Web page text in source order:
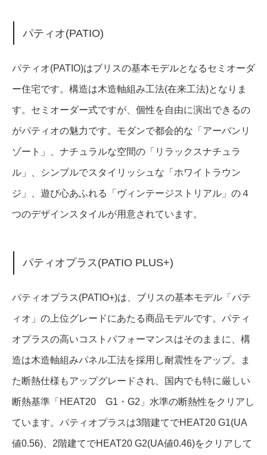
パティオ(PATIO)
パティオ(PATIO)はブリスの基本モデルとなるセミオーダ
ー住宅です。構造は木造軸組み工法(在来工法)となりま
す。セミオーダー式ですが、個性を自由に演出できるの
がパティオの魅力です。モダンで都会的な「アーバンリ
ゾート」、ナチュラルな空間の「リラックスナチュラ
ル」、シンプルでスタイリッシュな「ホワイトラウン
ジ」、遊び心あふれる「ヴィンテージストリアル」の４
つのデザインスタイルが用意されています。
パティオプラス(PATIO PLUS+)
パティオプラス(PATIO+)は、ブリスの基本モデル「パテ
ィオ」の上位グレードにあたる商品モデルです。パティ
オプラスの高いコストパフォーマンスはそのままに、構
造は木造軸組みパネル工法を採用し耐震性をアップ。ま
た断熱仕様もアップグレードされ、国内でも特に厳しい
断熱基準「HEAT20 G1・G2」水準の断熱性をクリアし
ています。パティオプラスは3階建てでHEAT20 G1(UA
値0.56)、2階建てでHEAT20 G2(UA値0.46)をクリアして